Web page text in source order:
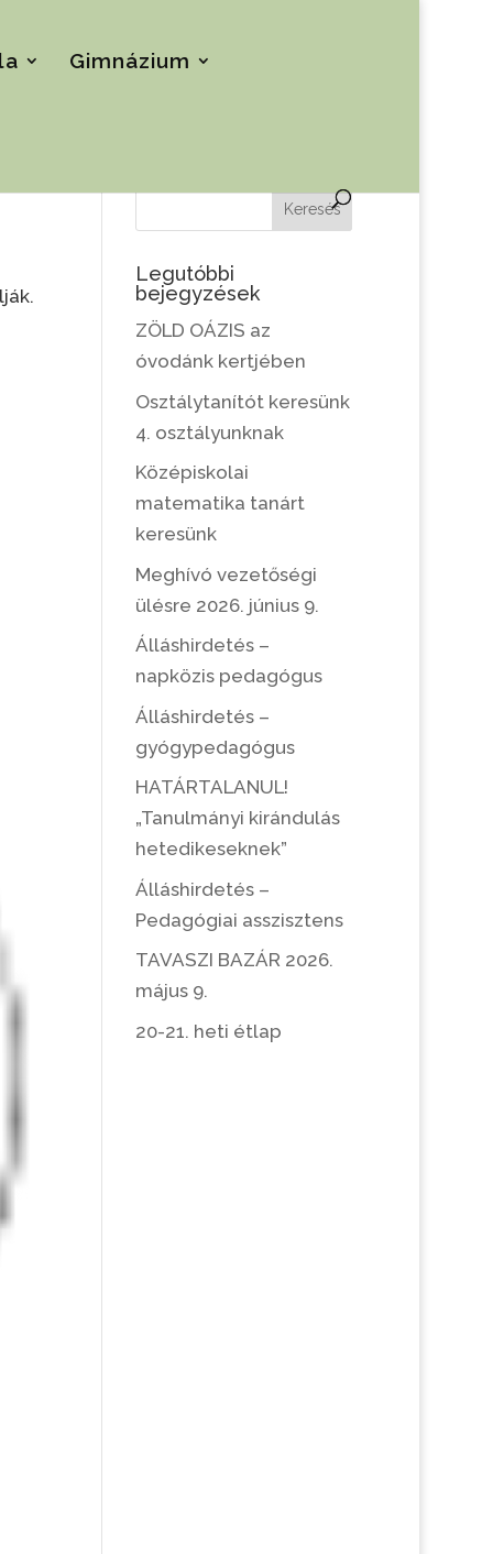
Gimnázium
Keresés
Legutóbbi
bejegyzések
ZÖLD OÁZIS az
óvodánk kertjében
Osztálytanítót keresünk
4. osztályunknak
Középiskolai
matematika tanárt
keresünk
Meghívó vezetőségi
ülésre 2026. június 9.
Álláshirdetés –
napközis pedagógus
Álláshirdetés –
gyógypedagógus
HATÁRTALANUL!
„Tanulmányi kirándulás
hetedikeseknek”
Álláshirdetés –
Pedagógiai asszisztens
TAVASZI BAZÁR 2026.
május 9.
20-21. heti étlap